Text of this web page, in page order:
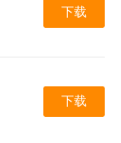
下载
下载